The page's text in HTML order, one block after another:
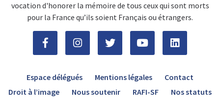
vocation d'honorer la mémoire de tous ceux qui sont morts
pour la France qu’ils soient Français ou étrangers.
Espace délégués Mentions légales
Contact
Droit à l’image
Nous soutenir RAFI-SF Nos statuts